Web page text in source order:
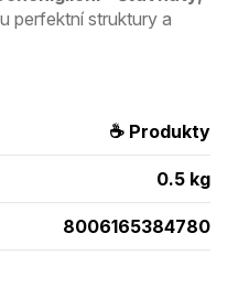
perfektní struktury a
☕ Produkty
0.5 kg
8006165384780